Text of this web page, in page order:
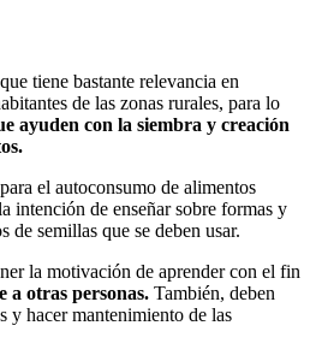
tiene bastante relevancia en
de las zonas rurales, para lo
ayuden con la siembra y creación
el autoconsumo de alimentos
intención de enseñar sobre formas y
de semillas que se deben usar.
la motivación de aprender con el fin
a otras personas. También, deben
y hacer mantenimiento de las